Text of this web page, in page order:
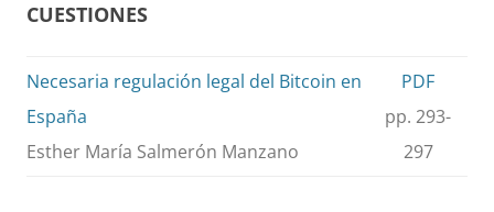
CUESTIONES
Necesaria regulación legal del Bitcoin en
España
Esther María Salmerón Manzano
PDF
pp. 293-
297